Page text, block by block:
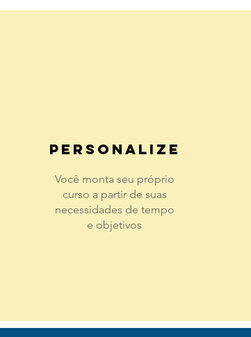
PERSONALIZe
Você monta seu próprio
curso a partir de suas
necessidades de tempo
e objetivos